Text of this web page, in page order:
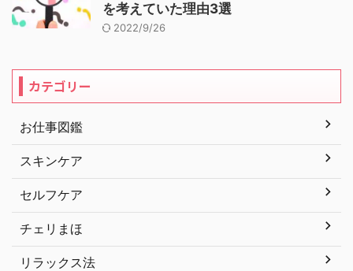
を考えていた理由3選
2022/9/26
カテゴリー
お仕事図鑑
スキンケア
セルフケア
チェリまほ
リラックス法